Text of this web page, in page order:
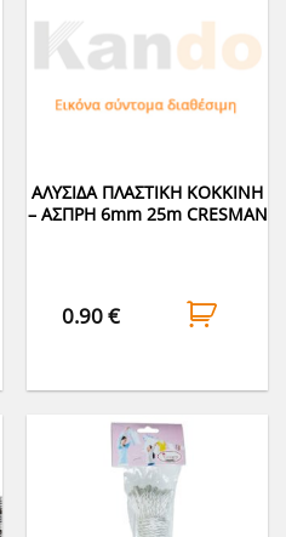
ΑΛΥΣΙΔΑ ΠΛΑΣΤΙΚΗ ΚΟΚΚΙΝΗ
– ΑΣΠΡΗ 6mm 25m CRESMAN
0.90€